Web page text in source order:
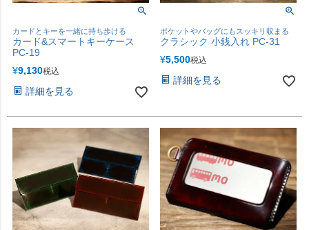
カードとキーを一緒に持ち歩ける
カード&スマートキーケース
PC-19
¥9,130税込
詳細を見る
ポケットやバッグにもスッキリ収まる
クラシック 小銭入れ PC-31
¥5,500税込
詳細を見る